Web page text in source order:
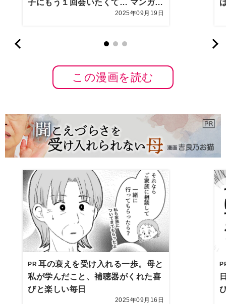
子にもう１回会いたくて… マンガ
『笑ゥせぇるすまん』より【レンタ
2025年09月19日
この漫画を読む
PR 耳の衰えを受け入れる一歩。母と
私が学んだこと、補聴器がくれた喜
びと楽しい毎日
2025年09月16日